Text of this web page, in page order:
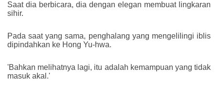
Saat dia berbicara, dia dengan elegan membuat lingkaran
sihir.
Pada saat yang sama, penghalang yang mengelilingi iblis
dipindahkan ke Hong Yu-hwa.
'Bahkan melihatnya lagi, itu adalah kemampuan yang tidak
masuk akal.'